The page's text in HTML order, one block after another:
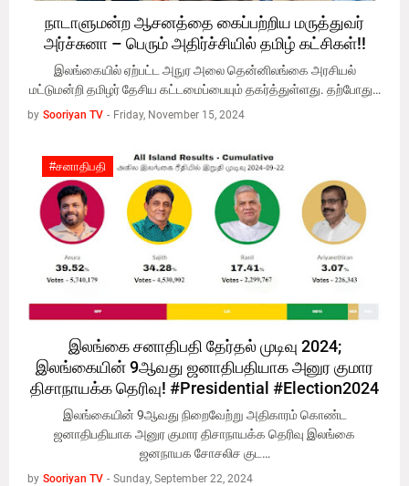
நாடாளுமன்ற ஆசனத்தை கைப்பற்றிய மருத்துவர்
அர்ச்சுனா – பெரும் அதிர்ச்சியில் தமிழ் கட்சிகள்!!
இலங்கையில் ஏற்பட்ட அநுர அலை தென்னிலங்கை அரசியல்
மட்டுமன்றி தமிழர் தேசிய கட்டமைப்பையும் தகர்த்துள்ளது. தற்போது…
by Sooriyan TV - Friday, November 15, 2024
#சனாதிபதி
#சனாதிபதி
இலங்கை சனாதிபதி தேர்தல் முடிவு 2024;
இலங்கையின் 9ஆவது ஜனாதிபதியாக அனுர குமார
திசாநாயக்க தெரிவு! #Presidential #Election2024
இலங்கையின் 9ஆவது நிறைவேற்று அதிகாரம் கொண்ட
ஜனாதிபதியாக அனுர குமார திசாநாயக்க தெரிவு இலங்கை
ஜனநாயக சோசலிச குட…
by Sooriyan TV - Sunday, September 22, 2024